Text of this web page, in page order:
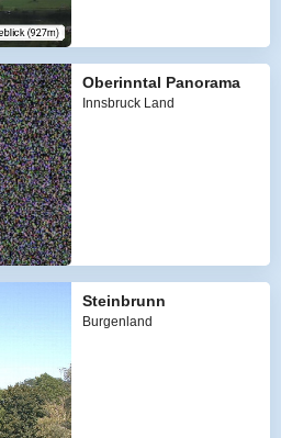
Oberinntal Panorama
Innsbruck Land
Steinbrunn
Burgenland